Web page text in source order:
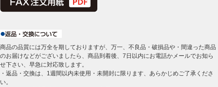
商品の品質には万全を期しておりますが、万一、不良品・破損品や・間違った商品
のお届けなどがございましたら、商品到着後、7日以内にお電話かメールでお知ら
せ下さい、早急に対応致します。
・返品・交換は、1週間以内未使用・未開封に限ります、あらかじめご了承くださ
い。